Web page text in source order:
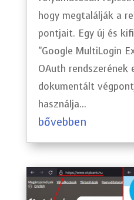
hogy megtalálják a
pontjait. Egy új és
"Google MultiLogin
OAuth rendszerének
dokumentált
használja...
bővebben